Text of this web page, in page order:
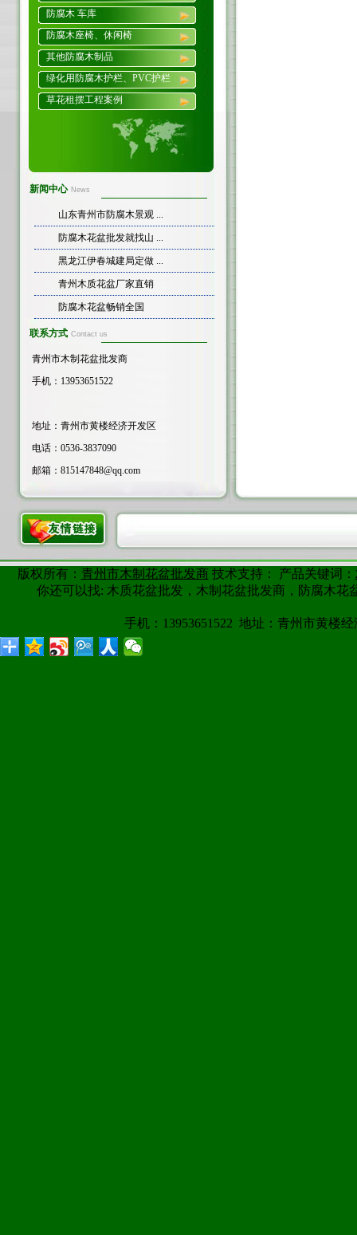
防腐木 车库
防腐木座椅、休闲椅
其他防腐木制品
绿化用防腐木护栏、PVC护栏
草花租摆工程案例
新闻中心 News
山东青州市防腐木景观 ...
防腐木花盆批发就找山 ...
黑龙江伊春城建局定做 ...
青州木质花盆厂家直销
防腐木花盆畅销全国
联系方式 Contact us
青州市木制花盆批发商
手机：13953651522
地址：青州市黄楼经济开发区
电话：0536-3837090
邮箱： 815147848@qq.com
版权所有： 青州市木制花盆批发商技术支持： 产品关键词：
你还可以找: 木质花盆批发，木制花盆批发商，防腐木
手机：13953651522 地址：青州市黄楼